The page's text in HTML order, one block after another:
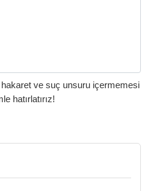
ve suç unsuru içermemesi
hatırlatırız!